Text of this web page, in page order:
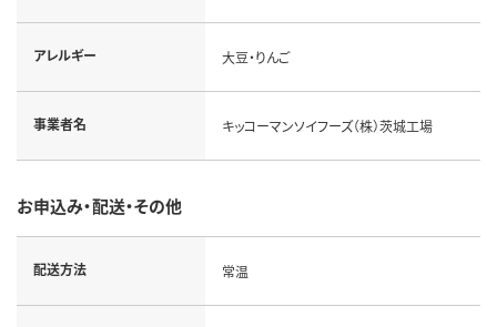
アレルギー 大豆・りんご
事業者名 キッコーマンソイフーズ（株）茨城工場
お申込み・配送・その他
配送方法 常温